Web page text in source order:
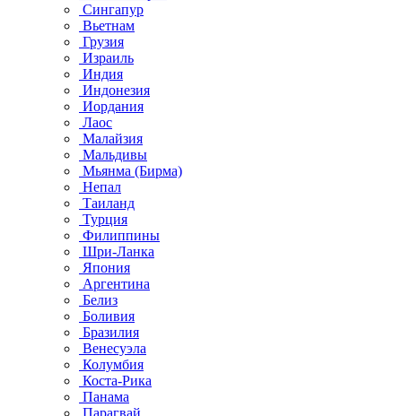
Сингапур
Вьетнам
Грузия
Израиль
Индия
Индонезия
Иордания
Лаос
Малайзия
Мальдивы
Мьянма (Бирма)
Непал
Таиланд
Турция
Филиппины
Шри-Ланка
Япония
Аргентина
Белиз
Боливия
Бразилия
Венесуэла
Колумбия
Коста-Рика
Панама
Парагвай